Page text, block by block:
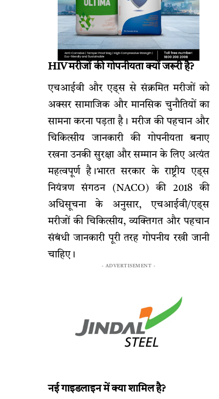
HIV मरीजों की गोपनीयता क्यों जरूरी है?
एचआईवी और एड्स से संक्रमित मरीजों को
अक्सर सामाजिक और मानसिक चुनौतियों का
सामना करना पड़ता है। मरीज की पहचान और
चिकित्सीय जानकारी की गोपनीयता बनाए
रखना उनकी सुरक्षा और सम्मान के लिए अत्यंत
महत्वपूर्ण है।भारत सरकार के राष्ट्रीय एड्स
नियंत्रण संगठन (NACO) की 2018 की
अधिसूचना के अनुसार, एचआईवी/एड्स
मरीजों की चिकित्सीय, व्यक्तिगत और पहचान
संबंधी जानकारी पूरी तरह गोपनीय रखी जानी
चाहिए।
- ADVERTISEMENT -
नई गाइडलाइन में क्या शामिल है?